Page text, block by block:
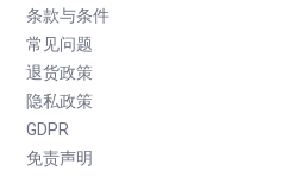
条款与条件
常见问题
退货政策
隐私政策
GDPR
免责声明